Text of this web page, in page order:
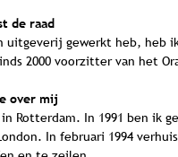
de raad
uitgeverij gewerkt heb, heb
2000 voorzitter van het
over mij
Rotterdam. In 1991 ben ik
In februari 1994